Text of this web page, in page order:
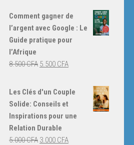
Comment gagner de
l’argent avec Google : Le
Guide pratique pour
l’Afrique
8.500CFA Le
initial
était :
5.500 CFALe
actuel
5.500 CFA.
Les Clés d'un Couple
Solide: Conseils et
Inspirations pour une
Relation Durable
5.000CFA Le
3.000 CFALe